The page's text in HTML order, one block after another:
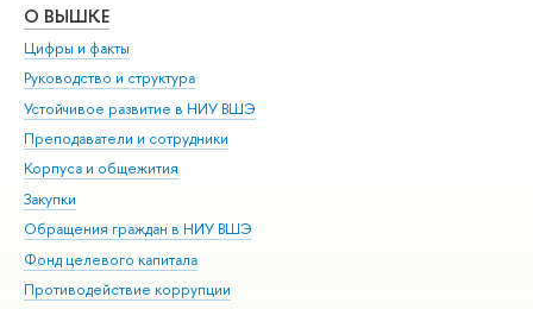
О ВЫШКЕ
Цифры и факты
Руководство и структура
Устойчивое развитие в НИУ ВШЭ
Преподаватели и сотрудники
Корпуса и общежития
Закупки
Обращения граждан в НИУ ВШЭ
Фонд целевого капитала
Противодействие коррупции